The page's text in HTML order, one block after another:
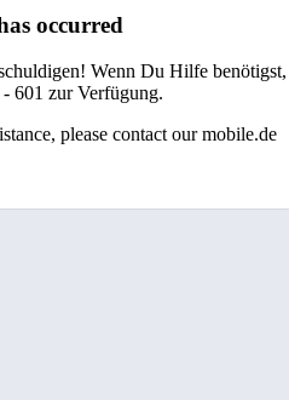
occurred
Wenn Du Hilfe benötigst,
601 zur Verfügung.
please contact our mobile.de